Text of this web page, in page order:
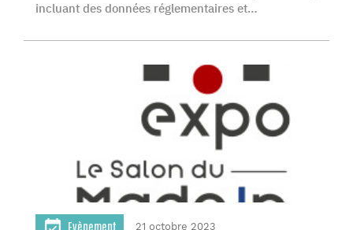
incluant des données réglementaires et…
21 octobre 2023